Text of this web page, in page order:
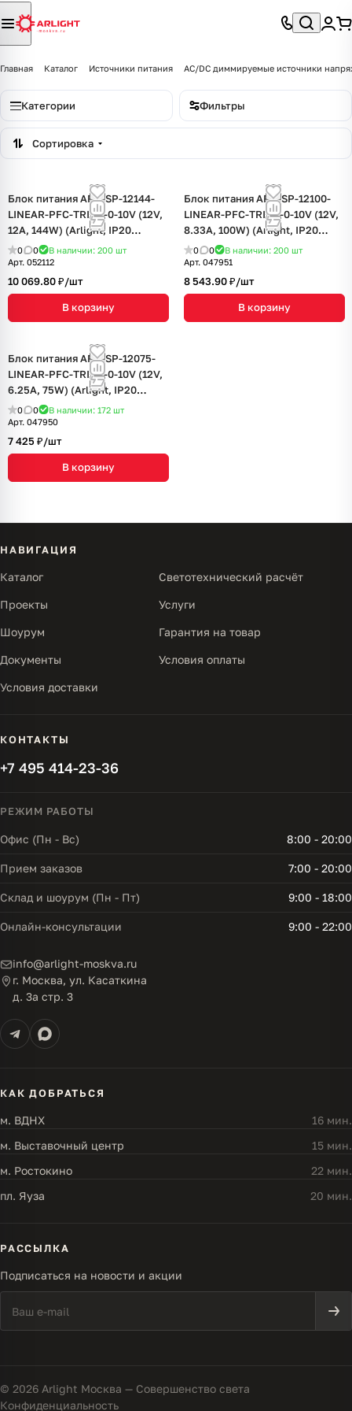
Главная Каталог Источники питания AC/DC диммируемые источники
Категории Фильтры
Сортировка
Блок питания ARV-SP-12144-
LINEAR-PFC-TRIAC-0-10V (12V,
12A, 144W) (Arlight, IP20
Пластик, 5 лет)
0 0 В наличии: 200 шт
Арт. 052112
10 069.80 ₽/шт
В корзину
Блок питания ARV-SP-12100-
LINEAR-PFC-TRIAC-0-10V (12V,
8.33A, 100W) (Arlight, IP20
Пластик, 5 лет)
0 0 В наличии: 200 шт
Арт. 047951
8 543.90 ₽/шт
В корзину
Блок питания ARV-SP-12075-
LINEAR-PFC-TRIAC-0-10V (12V,
6.25A, 75W) (Arlight, IP20
Пластик, 5 лет)
0 0 В наличии: 172 шт
Арт. 047950
7 425 ₽/шт
В корзину
НАВИГАЦИЯ
Каталог Светотехнический расчёт
Проекты Услуги
Шоурум Гарантия на товар
Документы Условия оплаты
Условия доставки
КОНТАКТЫ
+7 495 414-23-36
РЕЖИМ РАБОТЫ
Офис (Пн - Вс) 8:00 - 20:00
Прием заказов 7:00 - 20:00
Склад и шоурум (Пн - Пт) 9:00 - 18:00
Онлайн-консультации 9:00 - 22:00
info@arlight-moskva.ru
г. Москва, ул. Касаткина
д. 3а стр. 3
КАК ДОБРАТЬСЯ
м. ВДНХ
16 мин.
м. Выставочный центр
15 мин.
м. Ростокино
22 мин.
пл. Яуза
20 мин.
РАССЫЛКА
Подписаться на новости и акции
© 2026 Arlight Москва — Совершенство света
Конфиденциальность